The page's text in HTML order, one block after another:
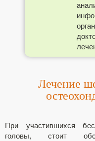
Лечение
При участившихся
головы, стоит